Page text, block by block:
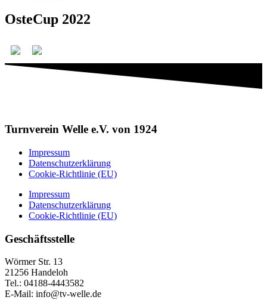
OsteCup 2022
Turnverein Welle e.V. von 1924
Impressum
Datenschutzerklärung
Cookie-Richtlinie (EU)
Impressum
Datenschutzerklärung
Cookie-Richtlinie (EU)
Geschäftsstelle
Wörmer Str. 13
21256 Handeloh
Tel.: 04188-4443582
E-Mail: info@tv-welle.de